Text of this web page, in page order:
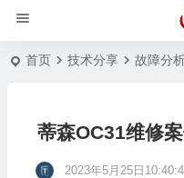
首页 技术分享 故障分
蒂森OC31维修案
2023年5月25日